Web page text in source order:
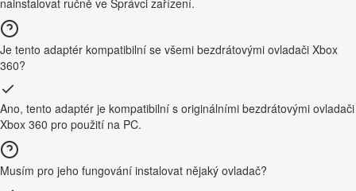
nainstalovat ručně ve Správci zařízení.
Je tento adaptér kompatibilní se všemi bezdrátovými ovladači Xbox
360?
Ano, tento adaptér je kompatibilní s originálními bezdrátovými ovladači
Xbox 360 pro použití na PC.
Musím pro jeho fungování instalovat nějaký ovladač?